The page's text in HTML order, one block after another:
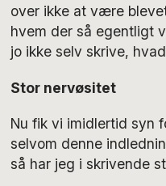
over ikke at være
hvem der så egentligt
jo ikke selv skrive,
Stor nervøsitet
Nu fik vi imidlertid syn
selvom denne
så har jeg i skrivende